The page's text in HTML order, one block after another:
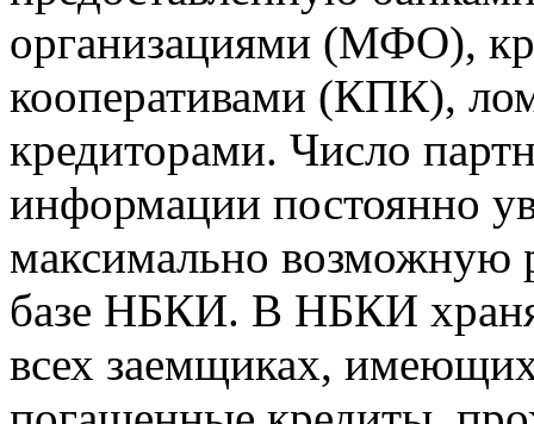
организациями (МФО),
кооперативами (КПК),
кредиторами. Число
информации постоянно
максимально возможную
базе НБКИ. В НБКИ
всех заемщиках,